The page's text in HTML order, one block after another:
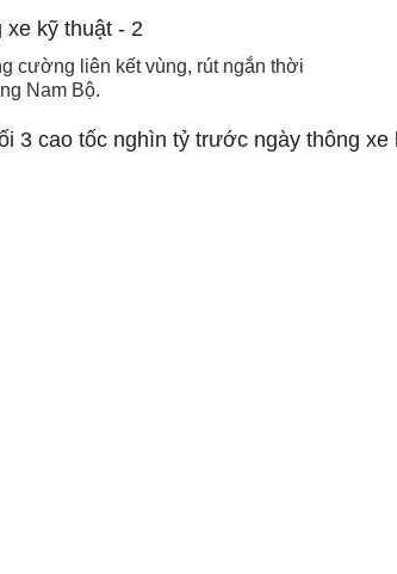
cường liên kết vùng, rút ngắn thời
Nam Bộ.